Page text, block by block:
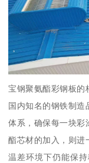
宝钢聚氨酯彩钢板的
国内知名的钢铁制造
体系，确保每一块彩
酯芯材的加入，则进
温差环境下仍能保